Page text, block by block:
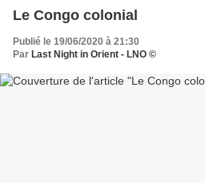
Le Congo colonial
Publié le 19/06/2020 à 21:30
Par Last Night in Orient - LNO ©